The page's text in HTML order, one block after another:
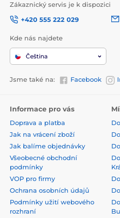
Zákaznický servis je k dispozici
+420 555 222 029
Kde nás najdete
Čeština
Jsme také na: Facebook
Informace pro vás
Doprava a platba
Jak na vrácení zboží
Jak balíme objednávky
Všeobecné obchodní
podmínky
VOP pro firmy
Ochrana osobních údajů
Podmínky užití webového
rozhraní